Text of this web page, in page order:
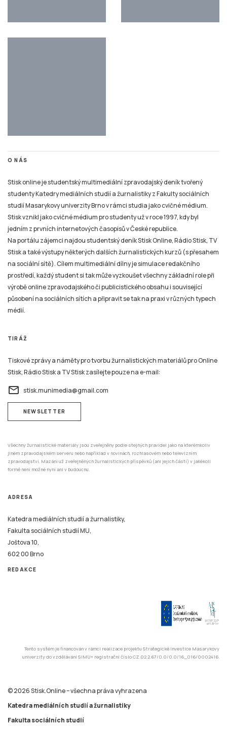
O NÁS
Stisk online je studentský multimediální zpravodajský deník tvořený
studií Masarykovy univerzity Brno v rámci studia jako cvičné médium.
Stisk vznikl jako cvičné médium pro studenty už v roce 1997, kdy byl
jedním z prvních internetových časopisů v České republice.
Na portálu zájemci najdou studentský deník Stisk Online, Rádio Stisk, TV
Stisk a také výstupy některých dalších žurnalistických kurzů (s přesahem
na sociální sítě). Cílem multimediální dílny je simulace redakčního
prostředí, každý student si tak může vyzkoušet všechny základní role při
výrobě online zpravodajského či publicistického obsahu i související
působení na sociálních sítích a připravit se tak na praxi v různých typech
médií.
TIRÁŽ
Tiskové zprávy a náměty pro tvorbu žurnalistických materiálů pro Online
email stisk.munimedia@gmail.com
NEWSLETTER
Všechny žurnalistické materiály jsou zveřejněny podle stejných pravidel jako na kterémkoliv
formě není možné nyní ani v budoucnu.
ADRESA
Katedra mediálních studií a žurnalistiky,
Joštova 10,
602 00 Brno
REDAKCE
Tento systém je financován v rámci realizace projektu Strategické investice Masarykovy
Fakulta sociálních studií
Masarykova univerzita